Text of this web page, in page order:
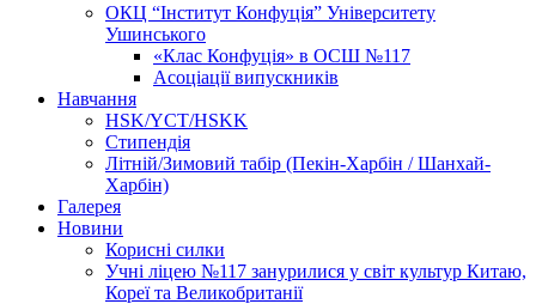
ОКЦ “Інститут Конфуція” Університету
Ушинського
«Клас Конфуція» в ОСШ №117
Асоціації випускників
Навчання
HSK/YCT/HSKK
Стипендія
Літній/Зимовий табір (Пекін-Харбін / Шанхай-
Харбін)
Галерея
Новини
Корисні силки
Учні ліцею №117 занурилися у світ культур Китаю,
Кореї та Великобританії